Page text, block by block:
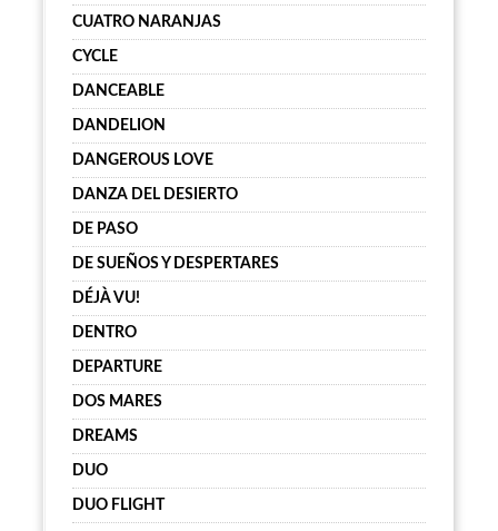
CUATRO NARANJAS
CYCLE
DANCEABLE
DANDELION
DANGEROUS LOVE
DANZA DEL DESIERTO
DE PASO
DE SUEÑOS Y DESPERTARES
DÉJÀ VU!
DENTRO
DEPARTURE
DOS MARES
DREAMS
DUO
DUO FLIGHT